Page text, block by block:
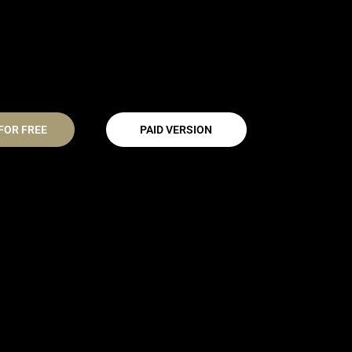
FREE PAID VERSION